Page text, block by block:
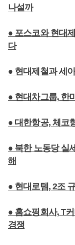
나설까
● 포스코와 현대
다
● 현대제철과 세
● 현대차그룹, 한
● 대한항공, 체코
● 북한 노동당 실
해
● 현대로템, 2조
● 홈쇼핑회사, T
경쟁